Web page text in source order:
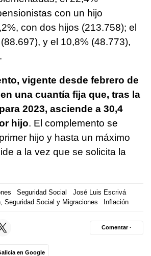
con un hijo
con dos hijos (213.758); el
y el 10,8% (48.773),
vigente desde febrero de
una cuantía fija que, tras la
2023, asciende a 30,4
hijo. El complemento se
hijo y hasta un máximo
a la vez que se solicita la
Seguridad Social
José Luis Escrivá
Seguridad Social y Migraciones
Inflación
en Google
Comentar ·